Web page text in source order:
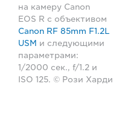
на камеру Canon
EOS R с объективом
Canon RF 85mm F1.2L
USM и следующими
параметрами:
1/2000 сек., f/1.2 и
ISO 125. © Рози Харди